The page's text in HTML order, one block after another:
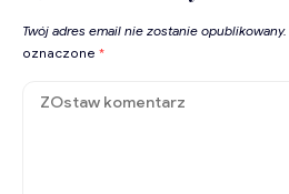
Twój adres email nie zostanie opublikowany.
oznaczone *